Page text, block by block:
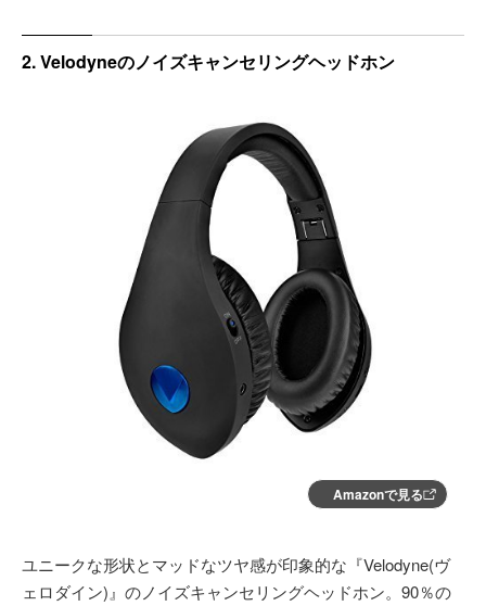
2. Velodyneのノイズキャンセリングヘッドホン
Amazonで見る
ユニークな形状とマッドなツヤ感が印象的な『Velodyne(ヴ
ェロダイン)』のノイズキャンセリングヘッドホン。90％の